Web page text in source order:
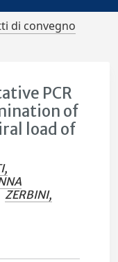
di convegno
PCR
of
load of
ZERBINI,